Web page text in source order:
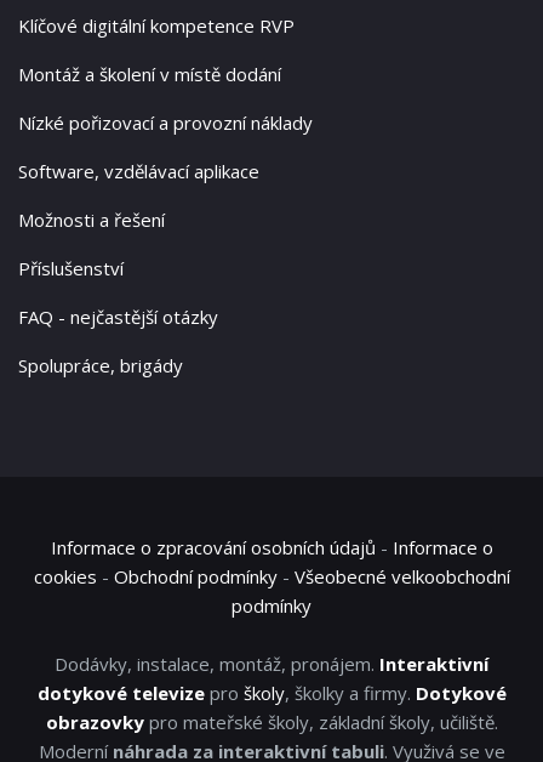
Klíčové digitální kompetence RVP
Montáž a školení v místě dodání
Nízké pořizovací a provozní náklady
Software, vzdělávací aplikace
Možnosti a řešení
Příslušenství
FAQ - nejčastější otázky
Spolupráce, brigády
Informace o zpracování osobních údajů - Informace o
cookies - Obchodní podmínky- Všeobecné velkoobchodní
podmínky
Dodávky, instalace, montáž, pronájem. Interaktivní
dotykové televizepro školy, školky a firmy. Dotykové
obrazovkypro mateřské školy, základní školy, učiliště.
Moderní náhrada za interaktivní tabuli. Využivá se ve